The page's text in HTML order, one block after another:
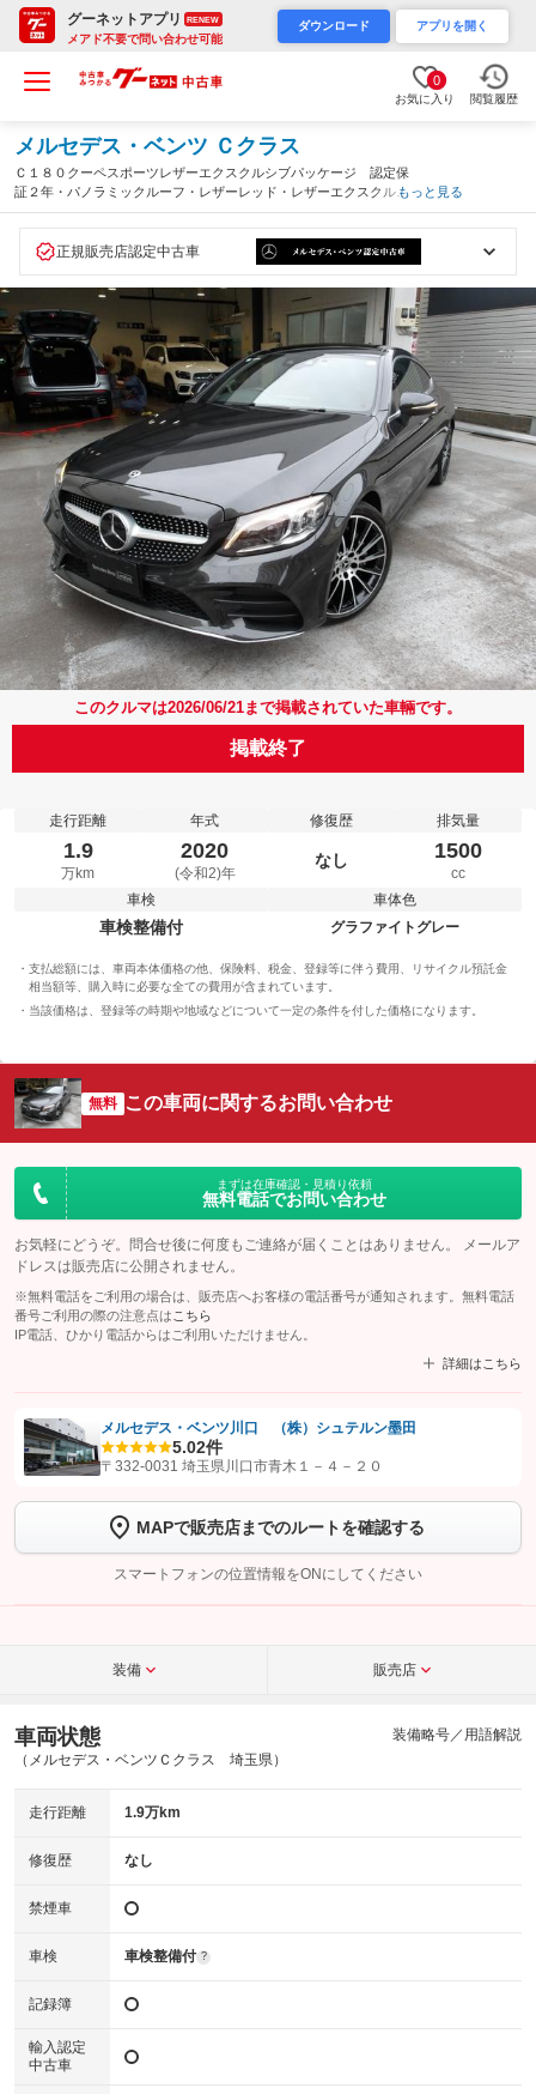
グーネットアプリ RENEW
メアド不要で問い合わせ可能
ダウンロード アプリを開く
0
お気に入り 閲覧履歴
メルセデス・ベンツ Ｃクラス
Ｃ１８０クーペスポーツレザーエクスクルシブパッケージ 認定保
証２年・パノラミックルーフ・レザーレッド・レザーエクスクルー
シブパッケージ・アンビエントライト・車検整備付き・（１８０
もっと見る
正規販売店認定中古車
このクルマは2026/06/21まで掲載されていた車輛です。
掲載終了
走行距離
1.9
万km
年式
2020
(令和2)年
修復歴
なし
排気量
1500
cc
車検
車検整備付
車体色
グラファイトグレー
支払総額には、車両本体価格の他、保険料、税金、登録等に伴う費用、リサイクル預託金
相当額等、購入時に必要な全ての費用が含まれています。
当該価格は、登録等の時期や地域などについて一定の条件を付した価格になります。
無料 この車両に関するお問い合わせ
まずは在庫確認・見積り依頼
無料電話でお問い合わせ
お気軽にどうぞ。問合せ後に何度もご連絡が届くことはありません。 メールア
ドレスは販売店に公開されません。
※無料電話をご利用の場合は、販売店へお客様の電話番号が通知されます。無料電話
番号ご利用の際の注意点は こちら
IP電話、ひかり電話からはご利用いただけません。
詳細はこちら
【STEP1】認証画面でグーネットを友だち追加してから「許可する」ボタンを押
トーク画面で
ボタンをタップして問い合わせを
完了してください。
こちら
メルセデス・ベンツ川口 （株）シュテルン墨田
5.02件
〒332-0031 埼玉県川口市青木１－４－２０
MAPで販売店までのルートを確認する
スマートフォンの位置情報をONにしてください
装備 販売店
車両状態
（メルセデス・ベンツＣクラス 埼玉県）
装備略号／用語解説
走行距離 1.9万km
修復歴 なし
禁煙車
車検 車検整備付 ?
記録簿
輸入認定
中古車